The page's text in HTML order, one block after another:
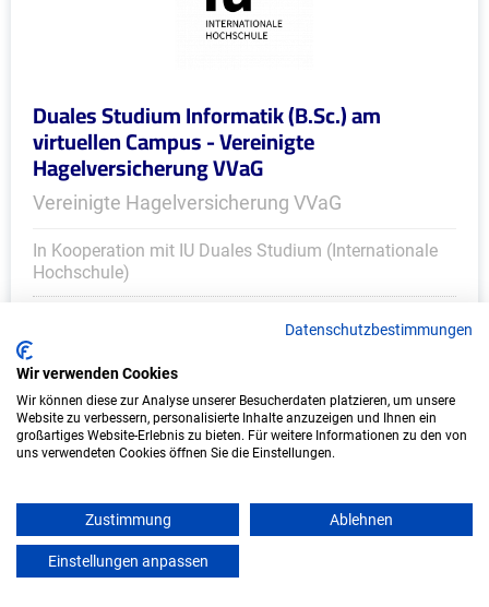
Duales Studium Informatik (B.Sc.) am
virtuellen Campus - Vereinigte
Hagelversicherung VVaG
Vereinigte Hagelversicherung VVaG
In Kooperation mit IU Duales Studium (Internationale
Hochschule)
Freie Plätze: 1
Datenschutzbestimmungen
Wir verwenden Cookies
Wir können diese zur Analyse unserer Besucherdaten platzieren, um unsere
Website zu verbessern, personalisierte Inhalte anzuzeigen und Ihnen ein
großartiges Website-Erlebnis zu bieten. Für weitere Informationen zu den von
uns verwendeten Cookies öffnen Sie die Einstellungen.
Zustimmung Ablehnen
Einstellungen anpassen